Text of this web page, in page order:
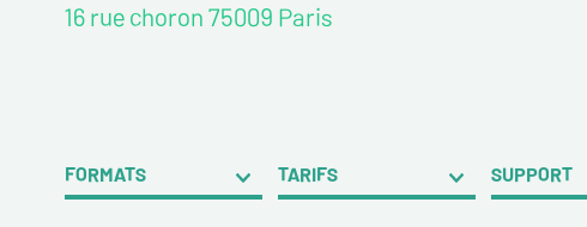
16 rue choron 75009 Paris
FORMATS TARIFS SUPPORT